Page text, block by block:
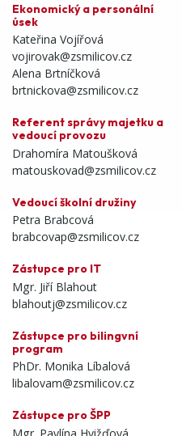
Ekonomický a personální
úsek
Kateřina Vojířová
vojirovak@zsmilicov.cz
Alena Brtníčková
brtnickova@zsmilicov.cz
Referent správy majetku a
vedoucí provozu
Drahomíra Matoušková
matouskovad@zsmilicov.cz
Vedoucí školní družiny
Petra Brabcová
brabcovap@zsmilicov.cz
Zástupce pro IT
Mgr. Jiří Blahout
blahoutj@zsmilicov.cz
Zástupce pro bilingvní
program
PhDr. Monika Líbalová
libalovam@zsmilicov.cz
Zástupce pro ŠPP
Mgr. Pavlína Hvižďová